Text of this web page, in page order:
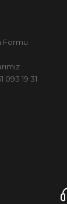
Formu
093 19 31